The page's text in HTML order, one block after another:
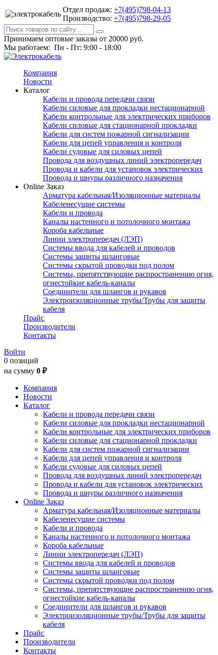
Отдел продаж: +7(495)798-04-13
Производство: +7(495)798-29-05
Принимаем оптовые заказы от 20000 руб.
Мы работаем: Пн - Пт: 9:00 - 18:00
Компания
Новости
Каталог
Кабели и провода передачи связи
Кабели силовые для прокладки нестационарной
Кабели контрольные для электрических приборов
Кабели силовые для стационарной прокладки
Кабели для систем пожарной сигнализации
Кабели для цепей управления и контроля
Кабели судовые для силовых цепей
Провода для воздушных линий электропередач
Провода и кабели для установок электрических
Провода и шнуры различного назначения
Online Заказ
Арматура кабельная/Изоляционные материалы
Кабеленесущие системы
Кабели и провода
Каналы настенного и потолочного монтажа
Короба кабельные
Линии электропередач (ЛЭП)
Системы ввода для кабелей и проводов
Системы защиты шланговые
Системы скрытой проводки под полом
Системы, препятствующие распространению огня,
огнестойкие кабель-каналы
Соединители для шлангов и рукавов
Электроизоляционные трубы/Трубы для защиты
кабеля
Прайс
Производители
Контакты
Войти
0 позиций
на сумму 0 ₽
Компания
Новости
Каталог
Кабели и провода передачи связи
Кабели силовые для прокладки нестационарной
Кабели контрольные для электрических приборов
Кабели силовые для стационарной прокладки
Кабели для систем пожарной сигнализации
Кабели для цепей управления и контроля
Кабели судовые для силовых цепей
Провода для воздушных линий электропередач
Провода и кабели для установок электрических
Провода и шнуры различного назначения
Online Заказ
Арматура кабельная/Изоляционные материалы
Кабеленесущие системы
Кабели и провода
Каналы настенного и потолочного монтажа
Короба кабельные
Линии электропередач (ЛЭП)
Системы ввода для кабелей и проводов
Системы защиты шланговые
Системы скрытой проводки под полом
Системы, препятствующие распространению огня,
огнестойкие кабель-каналы
Соединители для шлангов и рукавов
Электроизоляционные трубы/Трубы для защиты
кабеля
Прайс
Производители
Контакты